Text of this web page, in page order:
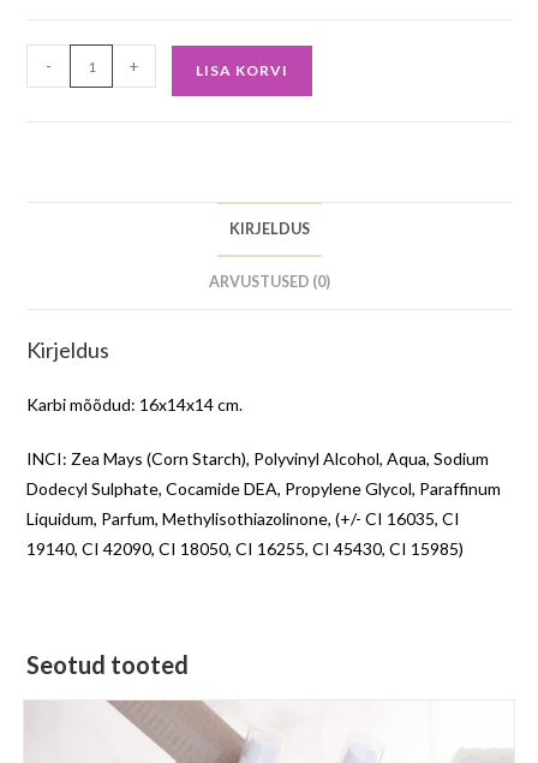
- + LISA KORVI
KIRJELDUS
ARVUSTUSED (0)
Kirjeldus
Karbi mõõdud: 16x14x14 cm.
INCI: Zea Mays (Corn Starch), Polyvinyl Alcohol, Aqua, Sodium
Dodecyl Sulphate, Cocamide DEA, Propylene Glycol, Paraffinum
Liquidum, Parfum, Methylisothiazolinone, (+/- CI 16035, CI
19140, CI 42090, CI 18050, CI 16255, CI 45430, CI 15985)
Seotud tooted